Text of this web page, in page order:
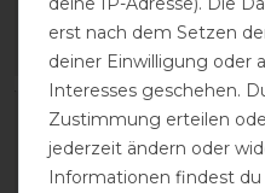
0.075 Liter | 132,00 € / Liter
ARTIKEL MERKEN
erst nach dem Setzen
deiner Einwilligung oder
Interesses geschehen.
Zustimmung erteilen
jederzeit ändern oder
Informationen findest du